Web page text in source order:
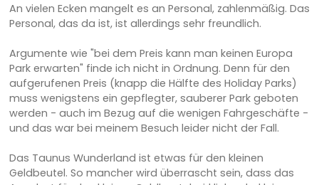
An vielen Ecken mangelt es an Personal, zahlenmäßig. Das
Personal, das da ist, ist allerdings sehr freundlich.
Argumente wie "bei dem Preis kann man keinen Europa
Park erwarten" finde ich nicht in Ordnung. Denn für den
aufgerufenen Preis (knapp die Hälfte des Holiday Parks)
muss wenigstens ein gepflegter, sauberer Park geboten
werden - auch im Bezug auf die wenigen Fahrgeschäfte -
und das war bei meinem Besuch leider nicht der Fall.
Das Taunus Wunderland ist etwas für den kleinen
Geldbeutel. So mancher wird überrascht sein, dass das